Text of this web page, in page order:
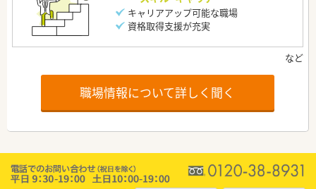
キャリアアップ可能な職場
資格取得支援が充実
職場情報について詳しく聞く